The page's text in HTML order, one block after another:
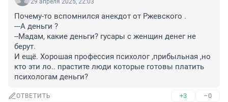
29 апреля 2025, 22:03
Почему-то вспомнился анекдот от Ржевского .
---А деньги ?
--Мадам, какие деньги? гусары с женщин денег не
берут.
И ещё. Хорошая профессия психолог ,прибыльная ,но
кто эти ло.. прастите люди которые готовы платить
психологам деньги?
ОТВЕТИТЬ +3 –0